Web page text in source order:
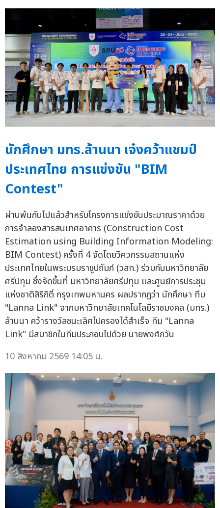
นักศึกษา มทร.ล้านนา เจ๋งคว้าแชมป์
ประเทศไทย การแข่งขัน "BIM
Contest"
ผ่านพ้นกันไปแล้วสำหรับโครงการแข่งขันประมาณราคาด้วย
การจำลองสารสนเทศอาคาร (Construction Cost
Estimation using Building Information Modeling:
BIM Contest) ครั้งที่ 4 จัดโดยวิศวกรรมสถานแห่ง
ประเทศไทยในพระบรมราชูปถัมภ์ (วสท.) ร่วมกับมหาวิทยาลัย
ศรีปทุม ซึ่งจัดขึ้นที่ มหาวิทยาลัยศรีปทุม และศูนย์การประชุม
แห่งชาติสิริกิติ์ กรุงเทพมหานคร ผลปรากฏว่า นักศึกษา ทีม
"Lanna Link" จากมหาวิทยาลัยเทคโนโลยีราชมงคล (มทร.)
ล้านนา คว้ารางวัลชนะเลิศไปครองได้สำเร็จ ทีม "Lanna
Link" มีสมาชิกในทีมประกอบไปด้วย นายพงศ์ภวัน
10 สิงหาคม 2569 14:05 น.